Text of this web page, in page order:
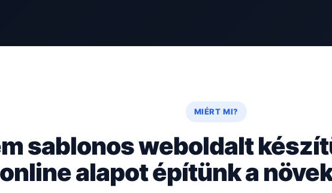
MIÉRT MI?
sablonos weboldalt
online alapot építünk a